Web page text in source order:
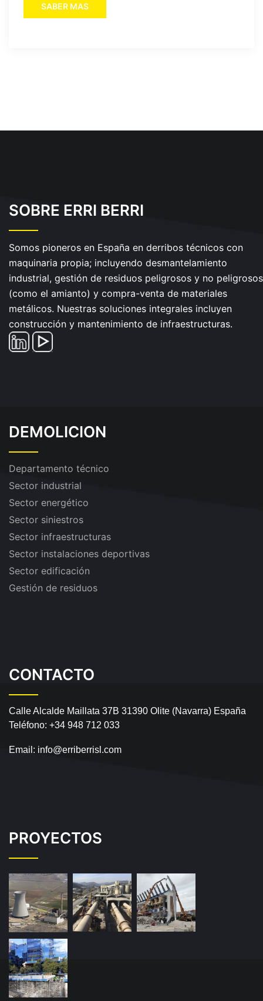
SABER MAS
SOBRE ERRI BERRI
Somos pioneros en España en derribos técnicos con
maquinaria propia; incluyendo desmantelamiento
industrial, gestión de residuos peligrosos y no peligrosos
(como el amianto) y compra-venta de materiales
metálicos. Nuestras soluciones integrales incluyen
construcción y mantenimiento de infraestructuras.
DEMOLICION
Departamento técnico
Sector industrial
Sector energético
Sector siniestros
Sector infraestructuras
Sector instalaciones deportivas
Sector edificación
Gestión de residuos
CONTACTO
Calle Alcalde Maillata 37B 31390 Olite (Navarra) España
Teléfono: +34 948 712 033
Email: info@erriberrisl.com
PROYECTOS